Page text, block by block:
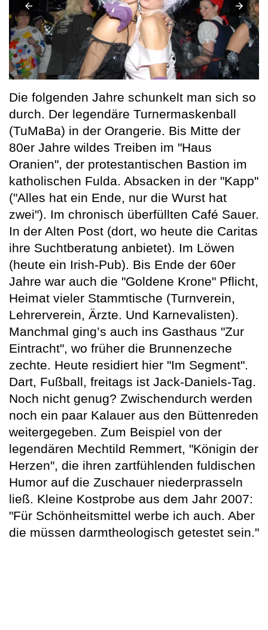
Die folgenden Jahre schunkelt man sich so
durch. Der legendäre Turnermaskenball
(TuMaBa) in der Orangerie. Bis Mitte der
80er Jahre wildes Treiben im "Haus
Oranien", der protestantischen Bastion im
katholischen Fulda. Absacken in der "Kapp"
("Alles hat ein Ende, nur die Wurst hat
zwei"). Im chronisch überfüllten Café Sauer.
In der Alten Post (dort, wo heute die Caritas
ihre Suchtberatung anbietet). Im Löwen
(heute ein Irish-Pub). Bis Ende der 60er
Jahre war auch die "Goldene Krone" Pflicht,
Heimat vieler Stammtische (Turnverein,
Lehrerverein, Ärzte. Und Karnevalisten).
Manchmal ging’s auch ins Gasthaus "Zur
Eintracht", wo früher die Brunnenzeche
zechte. Heute residiert hier "Im Segment".
Dart, Fußball, freitags ist Jack-Daniels-Tag.
Noch nicht genug? Zwischendurch werden
noch ein paar Kalauer aus den Büttenreden
weitergegeben. Zum Beispiel von der
legendären Mechtild Remmert, "Königin der
Herzen", die ihren zartfühlenden fuldischen
Humor auf die Zuschauer niederprasseln
ließ. Kleine Kostprobe aus dem Jahr 2007:
"Für Schönheitsmittel werbe ich auch. Aber
die müssen darmtheologisch getestet sein."